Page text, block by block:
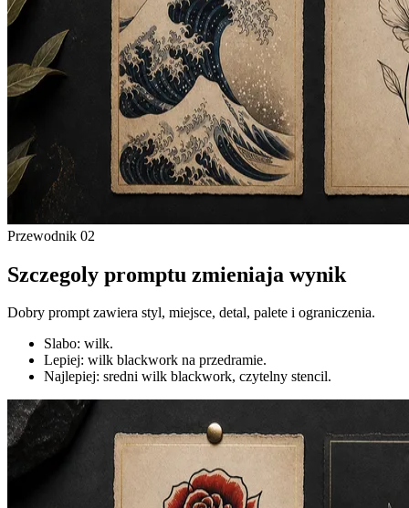
Przewodnik 02
Szczegoly promptu zmieniaja wynik
Dobry prompt zawiera styl, miejsce, detal, palete i ograniczenia.
Slabo: wilk.
Lepiej: wilk blackwork na przedramie.
Najlepiej: sredni wilk blackwork, czytelny stencil.